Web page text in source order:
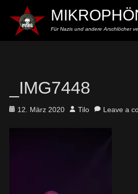
Für Nazis und andere Arschlöcher
_IMG7448
Posted
12. März 2020 Author
Tilo Leave a